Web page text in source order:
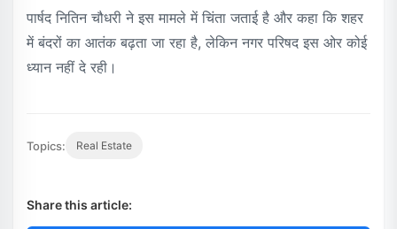
पार्षद नितिन चौधरी ने इस मामले में चिंता जताई है और कहा कि शहर
में बंदरों का आतंक बढ़ता जा रहा है, लेकिन नगर परिषद इस ओर कोई
ध्यान नहीं दे रही।
Topics: Real Estate
Share this article: